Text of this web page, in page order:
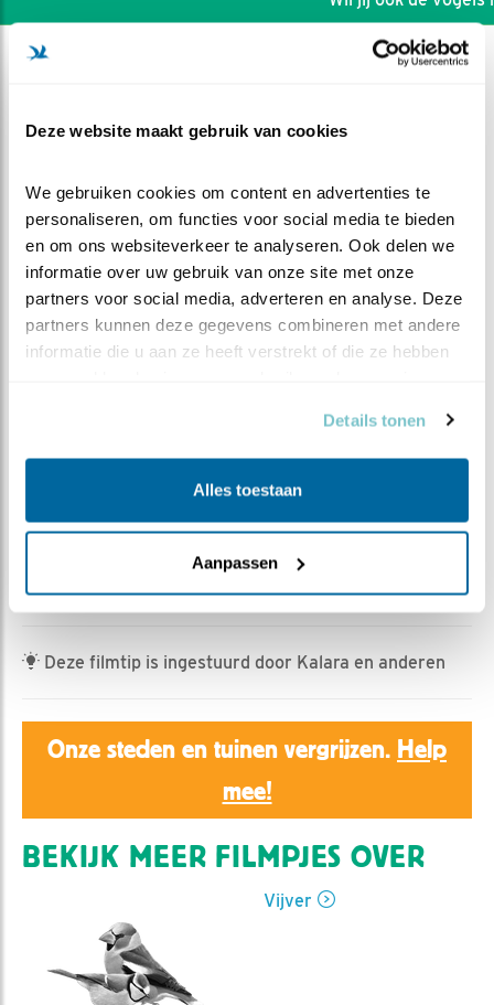
Deze website maakt gebruik van cookies
We gebruiken cookies om content en advertenties te
personaliseren, om functies voor social media te bieden
en om ons websiteverkeer te analyseren. Ook delen we
informatie over uw gebruik van onze site met onze
partners voor social media, adverteren en analyse. Deze
partners kunnen deze gegevens combineren met andere
informatie die u aan ze heeft verstrekt of die ze hebben
Details tonen
Alles toestaan
Aanpassen
Vijver overzicht 12
Ed Hoogkamer | Geplaatst op 25 april 2023, 9:27 |
Vind ik leuk| Bewaar dit filmpje|
348x
met o,a baltsende vink, merels en zanglijster,
houtduiven en een ....
Deze filmtip is ingestuurd door Kalara en anderen
Onze steden en tuinen vergrijzen. Help
mee!
BEKIJK MEER FILMPJES OVER
Vijver